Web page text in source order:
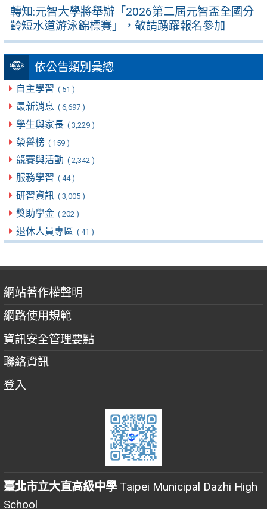
轉知:元智大學將舉辦「2026第二屆元智盃全國分
齡短水道游泳錦標賽」，敬請踴躍報名參加
依公告類別彙總
自主學習 ( 51 )
最新消息 ( 6,697 )
學生與家長 ( 3,229 )
榮譽榜 ( 159 )
競賽與活動 ( 2,342 )
服務學習 ( 44 )
研習資訊 ( 3,005 )
獎助學金 ( 202 )
退休人員專區 ( 41 )
網站著作權聲明
網路使用規範
資訊安全管理要點
聯絡資訊
登入
臺北市立大直高級中學 Taipei Municipal Dazhi High
School